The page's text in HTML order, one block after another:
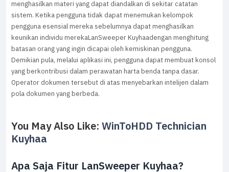
menghasilkan materi yang dapat diandalkan di sekitar catatan
sistem. Ketika pengguna tidak dapat menemukan kelompok
pengguna esensial mereka sebelumnya dapat menghasilkan
keunikan individu merekaLanSweeper Kuyhaadengan menghitung
batasan orang yang ingin dicapai oleh kemiskinan pengguna.
Demikian pula, melalui aplikasi ini, pengguna dapat membuat konsol
yang berkontribusi dalam perawatan harta benda tanpa dasar.
Operator dokumen tersebut di atas menyebarkan intelijen dalam
pola dokumen yang berbeda.
You May Also Like: WinToHDD Technician
Kuyhaa
Apa Saja Fitur LanSweeper Kuyhaa?